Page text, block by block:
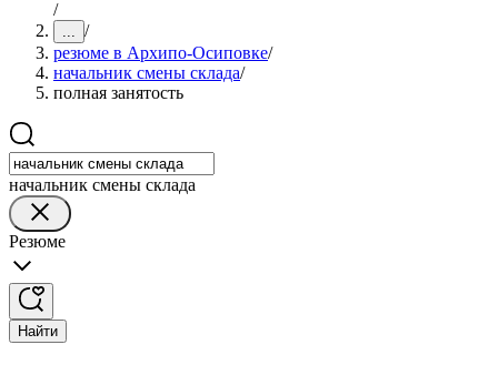
/
... /
резюме в Архипо-Осиповке/
начальник смены склада/
полная занятость
начальник смены склада
Резюме
Найти